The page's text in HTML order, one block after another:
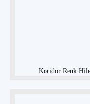
Koridor Renk